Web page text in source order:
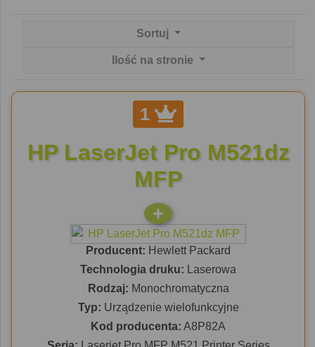
Sortuj
Ilość na stronie
1
HP LaserJet Pro M521dz
MFP
Producent: Hewlett Packard
Technologia druku: Laserowa
Rodzaj: Monochromatyczna
Typ: Urządzenie wielofunkcyjne
Kod producenta: A8P82A